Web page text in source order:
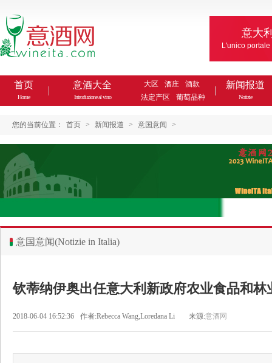
意大
L'unico
首页
Home
意酒大全
Introduzione al vino
大区 酒庄
酒款
法定产区
葡萄品种
新闻报道
Notizie
您的当前位置： 首页 > 新闻报道 > 意国意闻 >
意国意闻(Notizie in Italia)
钦蒂纳伊奥出任意大利新政府农业食品和林
2018-06-04 16:52:36 作者:Rebecca Wang,Loredana Li 来源:意酒网